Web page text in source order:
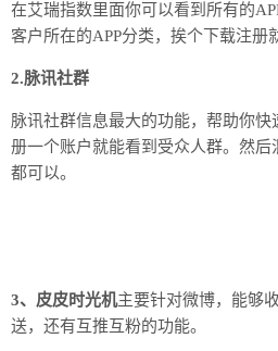
在艾瑞指数里面你可以看到所有的
客户所在的APP分类，挨个下载注册
2.脉讯社群
脉讯社群信息最大的功能，帮助你
册一个账户就能看到受众人群。然
都可以。
3、皮皮时光机主要针对微博，能够
送，还有互推互粉的功能。